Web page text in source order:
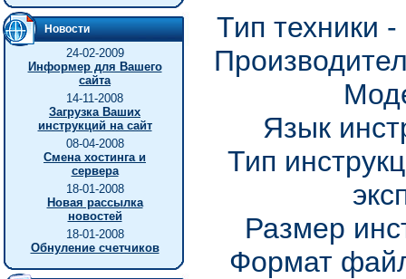
Новости
24-02-2009
Информер для Вашего
сайта
14-11-2008
Загрузка Ваших
инструкций на сайт
08-04-2008
Смена хостинга и
сервера
18-01-2008
Новая рассылка
новостей
18-01-2008
Обнуление счетчиков
Тип техники
Язык
Тип
Размер
Формат